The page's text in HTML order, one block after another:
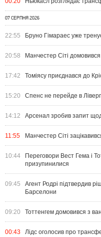
07 СЕРПНЯ 2026
22:55 Бруно Гімараес уже
20:58 Манчестер Сіті
17:42 Томіясу приєднався до
15:20 Спенс не перейде в
14:12 Арсенал зробив запит
11:55 Манчестер Сіті
10:44
Переговори Вест Гема і
призупинилися
09:45
Агент Родрі підтвердив
Барселони
09:20 Тоттенгем домовився з
00:43
Лідс оголосив про